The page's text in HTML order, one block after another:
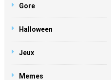
Gore
Halloween
Jeux
Memes